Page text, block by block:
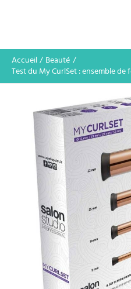
Accueil
Beauté
Test du My CurlSet : ensemble